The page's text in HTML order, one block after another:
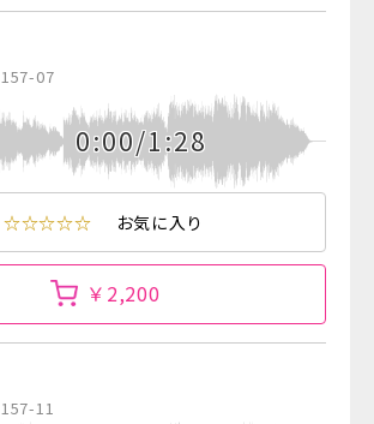
157-07
0:00/1:28
☆☆☆☆☆ お気に入り
￥2,200
157-11